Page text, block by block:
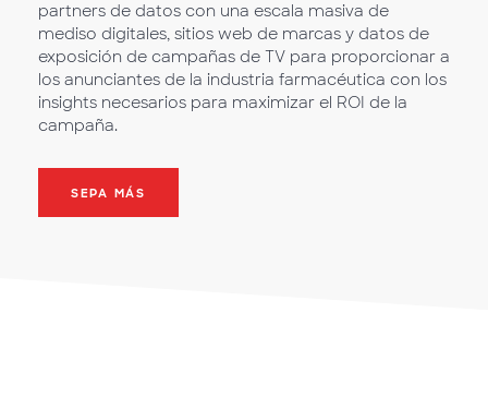
partners de datos con una escala masiva de
mediso digitales, sitios web de marcas y datos de
exposición de campañas de TV para proporcionar a
los anunciantes de la industria farmacéutica con los
insights necesarios para maximizar el ROI de la
campaña.
SEPA MÁS